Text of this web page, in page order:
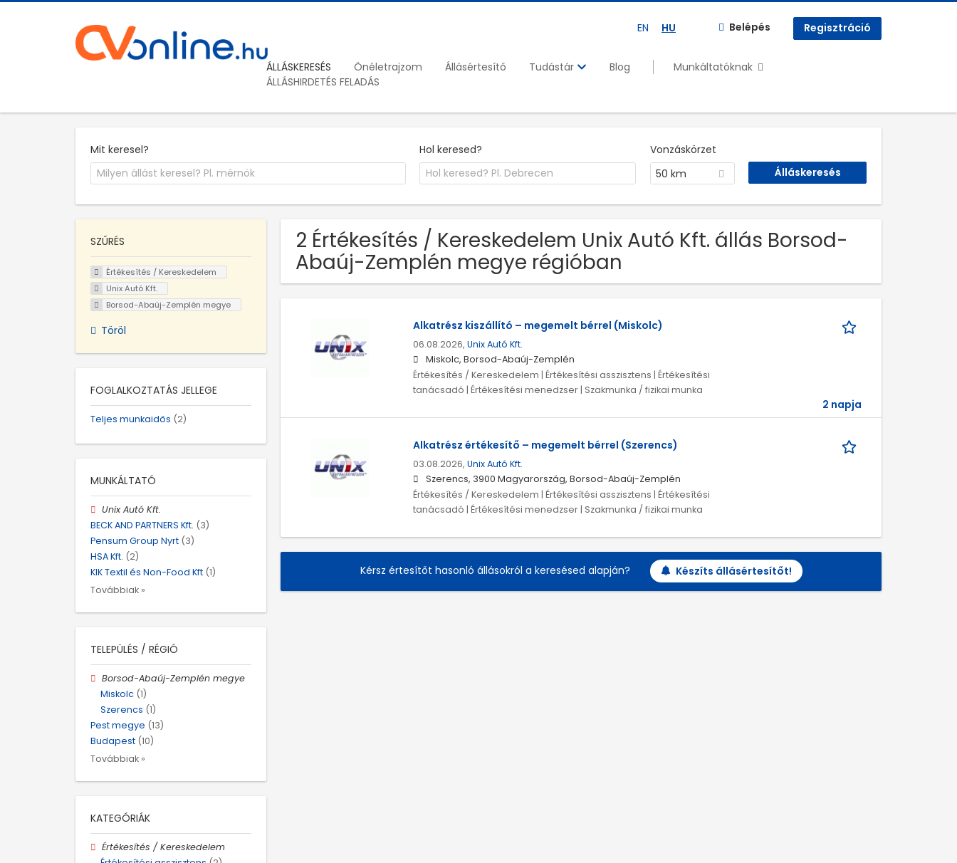
EN HU Belépés Regisztráció
ÁLLÁSKERESÉS Önéletrajzom Állásértesítő Tudástár Blog
Munkáltatóknak
ÁLLÁSHIRDETÉS FELADÁS
Mit keresel? Hol keresed?
Vonzáskörzet
50 km
2 Értékesítés / Kereskedelem Unix Autó Kft. állás Borsod-
Abaúj-Zemplén megye régióban
Alkatrész kiszállító – megemelt bérrel (Miskolc)
06.08.2026, Unix Autó Kft.
Miskolc, Borsod-Abaúj-Zemplén
Értékesítés / Kereskedelem | Értékesítési asszisztens | Értékesítési
tanácsadó | Értékesítési menedzser | Szakmunka / fizikai munka
2 napja
Alkatrész értékesítő – megemelt bérrel (Szerencs)
03.08.2026, Unix Autó Kft.
Szerencs, 3900 Magyarország, Borsod-Abaúj-Zemplén
Értékesítés / Kereskedelem | Értékesítési asszisztens | Értékesítési
tanácsadó | Értékesítési menedzser | Szakmunka / fizikai munka
Kérsz értesítőt hasonló állásokról a keresésed alapján? Készíts állásértesítőt!
SZŰRÉS
Értékesítés / Kereskedelem
Unix Autó Kft.
Borsod-Abaúj-Zemplén megye
Töröl
FOGLALKOZTATÁS JELLEGE
Teljes munkaidős (2)
MUNKÁLTATÓ
Unix Autó Kft.
BECK AND PARTNERS Kft. (3)
Pensum Group Nyrt (3)
HSA Kft. (2)
KIK Textil és Non-Food Kft (1)
Továbbiak »
TELEPÜLÉS / RÉGIÓ
Borsod-Abaúj-Zemplén megye
Miskolc (1)
Szerencs (1)
Pest megye (13)
Budapest (10)
Továbbiak »
KATEGÓRIÁK
Értékesítés / Kereskedelem